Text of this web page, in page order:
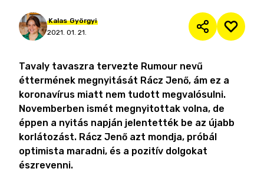
Kalas Györgyi
2021. 01. 21.
Tavaly tavaszra tervezte Rumour nevű
éttermének megnyitását Rácz Jenő, ám ez a
koronavírus miatt nem tudott megvalósulni.
Novemberben ismét megnyitottak volna, de
éppen a nyitás napján jelentették be az újabb
korlátozást. Rácz Jenő azt mondja, próbál
optimista maradni, és a pozitív dolgokat
észrevenni.